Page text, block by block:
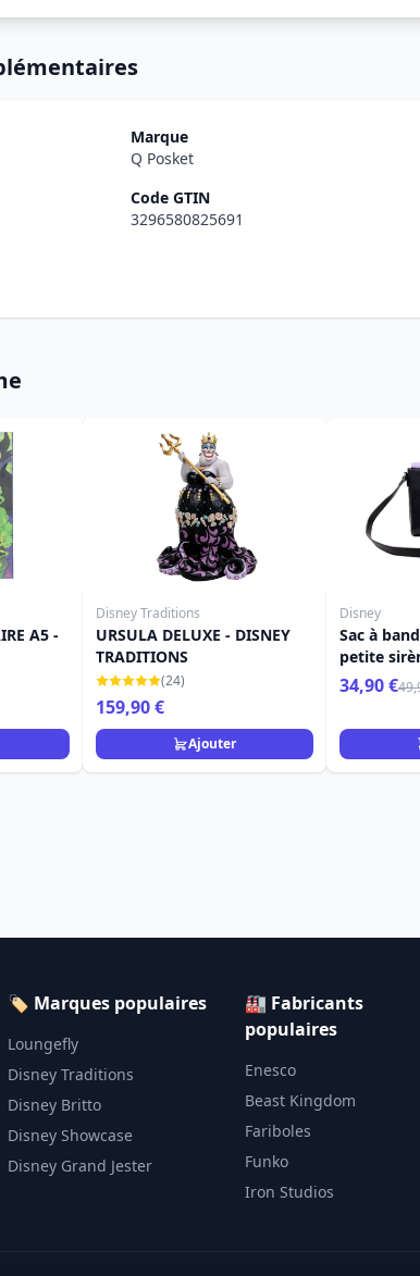
Marque
Q Posket
Code GTIN
3296580825691
A5 -
Disney Traditions
URSULA DELUXE - DISNEY
TRADITIONS
(24)
159,90 €
Ajouter
Disney
Sac à
petite
34,90 €
🏷️ Marques populaires
Loungefly
Disney Traditions
Disney Britto
Disney Showcase
Disney Grand Jester
🏭 Fabricants
populaires
Enesco
Beast Kingdom
Fariboles
Funko
Iron Studios